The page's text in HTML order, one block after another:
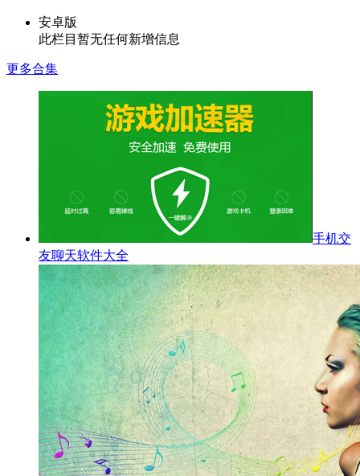
安卓版
此栏目暂无任何新增信息
更多合集
手机交
友聊天软件大全